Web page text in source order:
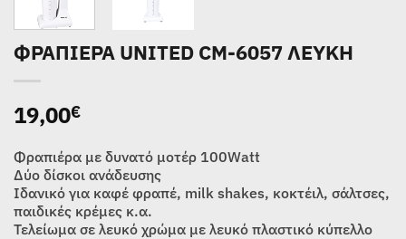
ΦΡΑΠΙΕΡΑ UNITED CM-6057 ΛΕΥΚΗ
19,00€
Φραπιέρα με δυνατό μοτέρ 100Watt
Δύο δίσκοι ανάδευσης
Ιδανικό για καφέ φραπέ, milk shakes, κοκτέιλ, σάλτσες,
παιδικές κρέμες κ.α.
Τελείωμα σε λευκό χρώμα με λευκό πλαστικό κύπελλο